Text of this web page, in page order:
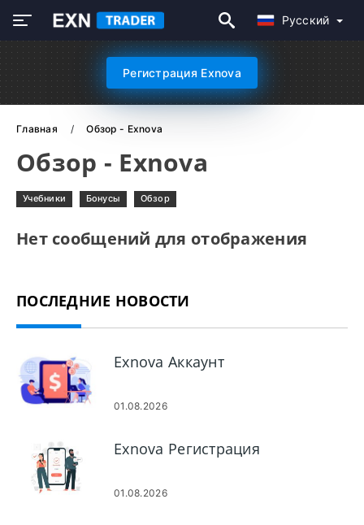
Русский
Регистрация Exnova
Главная Обзор - Exnova
Обзор - Exnova
Учебники Бонусы Обзор
Нет сообщений для отображения
ПОСЛЕДНИЕ НОВОСТИ
Exnova Аккаунт
01.08.2026
Exnova Регистрация
01.08.2026